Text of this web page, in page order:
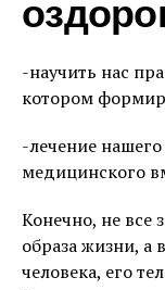
-научить нас
котором
-лечение
медицинского
Конечно, не все
образа жизни, а
человека, его